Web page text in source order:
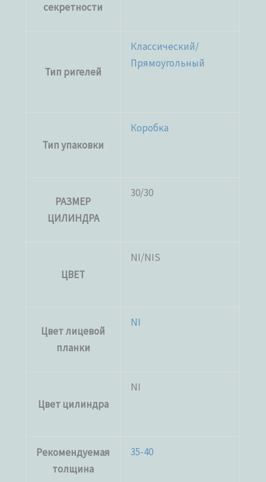
секретности
Тип ригелей
Классический/
Прямоугольный
Тип упаковки
Коробка
РАЗМЕР
ЦИЛИНДРА
30/30
ЦВЕТ
NI/NIS
Цвет лицевой
планки
NI
Цвет цилиндра
NI
Рекомендуемая
толщина
35-40